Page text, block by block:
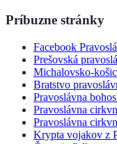
Príbuzne stránky
Facebook
Prešovská
Michalovsko-
Bratstvo
Pravoslávna
Pravoslávna
Pravoslávna
Krypta vojakov z